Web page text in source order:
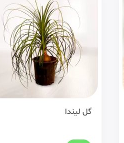
پدیلانتوس